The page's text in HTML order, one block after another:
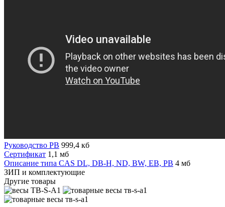
Руководство PB 999,4 кб
Сертификат 1,1 мб
Описание типа CAS DL, DB-H, ND, BW, EB, PB 4 мб
ЗИП и комплектующие
Другие товары